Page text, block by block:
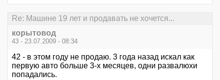
Re: Машине 19 лет и продавать не хочется...
корытовод
43 - 23.07.2009 - 08:34
42 - в этом году не продаю. 3 года назад искал как
первую авто больше 3-х месяцев, одни развалюхи
попадались.